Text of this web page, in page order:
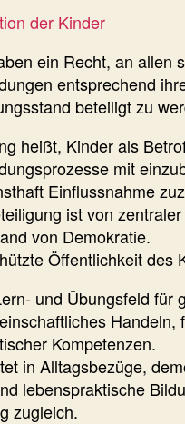
der Kinder
ein Recht, an allen
entsprechend
beteiligt zu
heißt, Kinder als
mit
Einflussnahme
ist von
von Demokratie.
Öffentlichkeit des
und Übungsfeld für
Handeln,
Kompetenzen.
in Alltagsbezüge,
lebenspraktische
zugleich.